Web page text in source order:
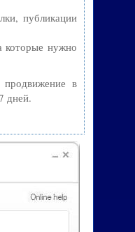
публикации
которые нужно
в
дней.